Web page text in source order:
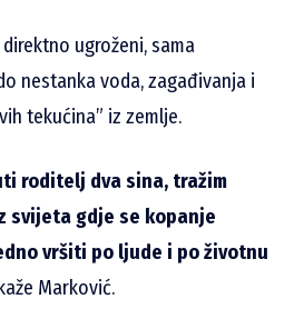
ugroženi, sama
nestanka voda, zagađivanja i
tekućina” iz zemlje.
roditelj dva sina, tražim
svijeta gdje se kopanje
vršiti po ljude i po životnu
Marković.